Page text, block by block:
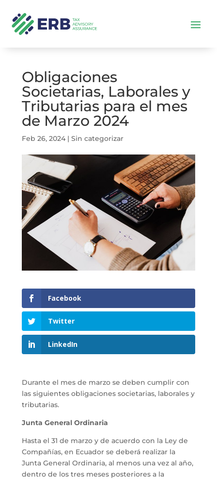
Obligaciones
Societarias, Laborales y
Tributarias para el mes
de Marzo 2024
Feb 26, 2024| Sin categorizar
Facebook
Twitter
LinkedIn
Durante el mes de marzo se deben cumplir con
las siguientes obligaciones societarias, laborales y
tributarias.
Junta General Ordinaria
Hasta el 31 de marzo y de acuerdo con la Ley de
Compañías, en Ecuador se deberá realizar la
Junta General Ordinaria, al menos una vez al año,
dentro de los tres meses posteriores a la